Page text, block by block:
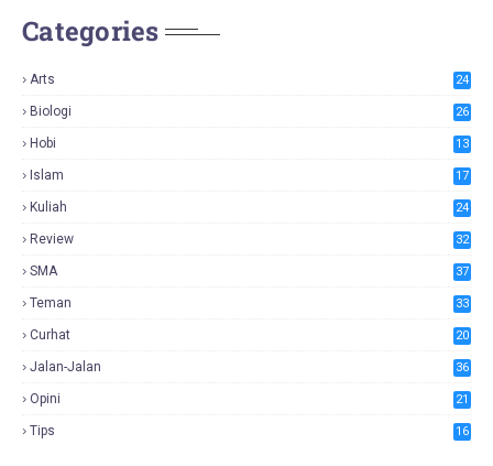
Categories
Arts 24
Biologi 26
Hobi 13
Islam 17
Kuliah 24
Review 32
SMA 37
Teman 33
Curhat 20
Jalan-Jalan 36
Opini 21
Tips 16